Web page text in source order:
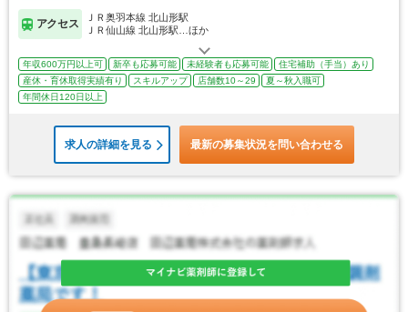
アクセス
ＪＲ奥羽本線 北山形駅
ＪＲ仙山線 北山形駅…ほか
年収600万円以上可 新卒も応募可能 未経験者も応募可能
住宅補助（手当）あり
産休・育休取得実績有り
スキルアップ 店舗数10～29
夏～秋入職可
年間休日120日以上
求人の詳細を見る 最新の募集状況を問い合わせる